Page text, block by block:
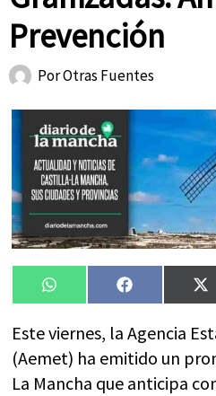
Prevención
PorOtras Fuentes
Compartir
en
WhatsAppCompartir
en
FacebookX
Este viernes, la Agencia
(Aemet) ha emitido un
La Mancha que anticipa